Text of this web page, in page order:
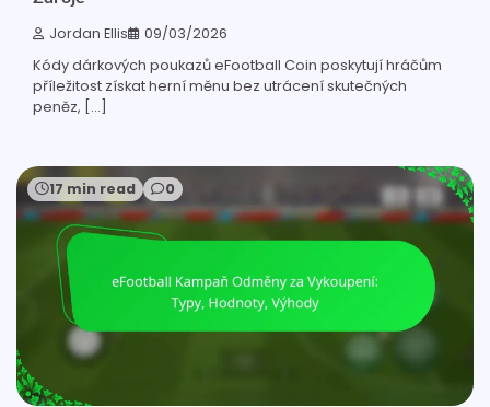
Jordan Ellis 09/03/2026
Kódy dárkových poukazů eFootball Coin poskytují hráčům
příležitost získat herní měnu bez utrácení skutečných
peněz, […]
17 min read 0